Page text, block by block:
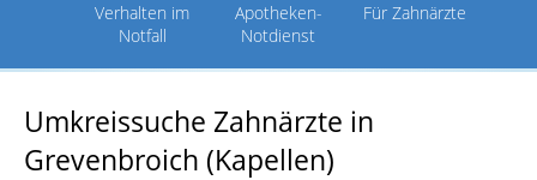
Verhalten im
Notfall
Apotheken-
Notdienst
Für Zahnärzte
Umkreissuche Zahnärzte in
Grevenbroich (Kapellen)